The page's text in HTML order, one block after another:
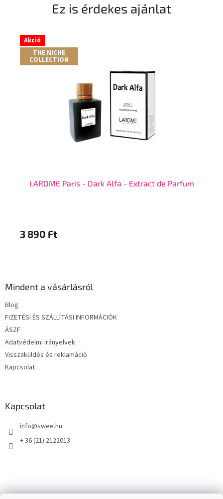
Ez is érdekes ajánlat
Akció
THE NICHE
COLLECTION
LAROME Paris - Dark Alfa - Extract de Parfum
3 890 Ft
Mindent a vásárlásról
Blog
FIZETÉSI ÉS SZÁLLÍTÁSI INFORMÁCIÓK
ÁSZF
Adatvédelmi irányelvek
Visszaküldés és reklamáció
Kapcsolat
Kapcsolat
info@swee.hu
+ 36 (21) 2122013